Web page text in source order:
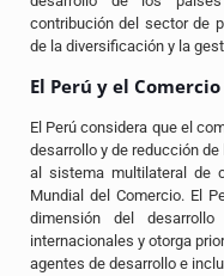
contribución del sector de
de la diversificación y la
El Perú y el
El Perú considera que el
desarrollo y de reducción
al sistema multilateral de
Mundial del Comercio. El
dimensión del
internacionales y otorga
agentes de desarrollo e